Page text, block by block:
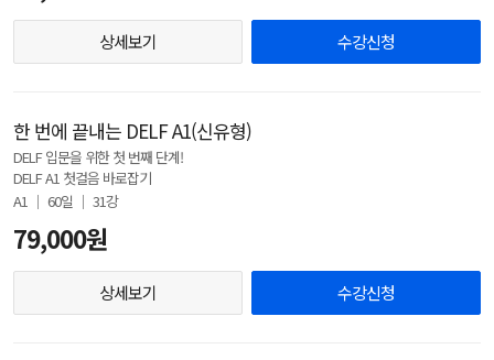
상세보기 수강신청
한 번에 끝내는 DELF A1(신유형)
DELF 입문을 위한 첫 번째 단계!
DELF A1 첫걸음 바로잡기
A1 │ 60일 │ 31강
79,000원
상세보기 수강신청